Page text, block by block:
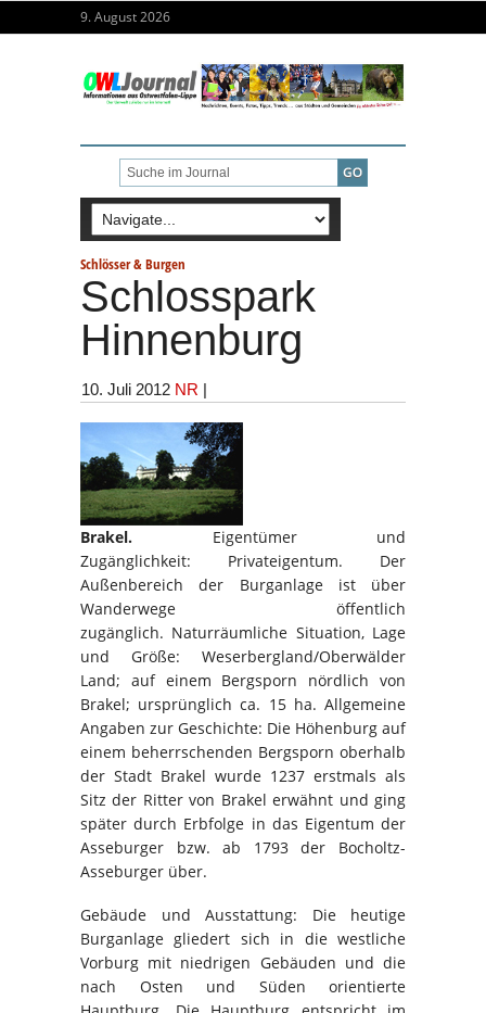
9. August 2026
Schlösser & Burgen
Schlosspark
Hinnenburg
10. Juli 2012 NR |
Brakel. Eigentümer und
Zugänglichkeit:
Privateigentum. Der
Außenbereich der Burganlage ist über
Wanderwege öffentlich
zugänglich. Naturräumliche Situation, Lage
und Größe: Weserbergland/Oberwälder
Land; auf einem Bergsporn nördlich von
Brakel; ursprünglich ca. 15 ha. Allgemeine
Angaben zur Geschichte: Die Höhenburg auf
einem beherrschenden Bergsporn oberhalb
der Stadt Brakel wurde 1237 erstmals als
Sitz der Ritter von Brakel erwähnt und ging
später durch Erbfolge in das Eigentum der
Asseburger bzw. ab 1793 der Bocholtz-
Asseburger über.
Gebäude und Ausstattung: Die heutige
Burganlage gliedert sich in die westliche
Vorburg mit niedrigen Gebäuden und die
nach Osten und Süden orientierte